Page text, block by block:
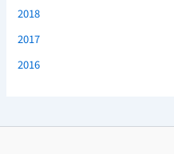
2018
2017
2016